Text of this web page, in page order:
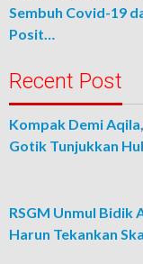
Sembuh Covid-19
Posit…
Recent Post
Kompak Demi
Gotik Tunjukkan
RSGM Unmul Bidik
Harun Tekankan